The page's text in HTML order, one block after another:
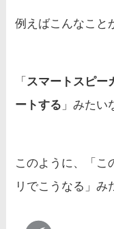
例えばこんなこと
「 スマートスピー
ートする 」みたい
このように、「こ
リでこうなる」